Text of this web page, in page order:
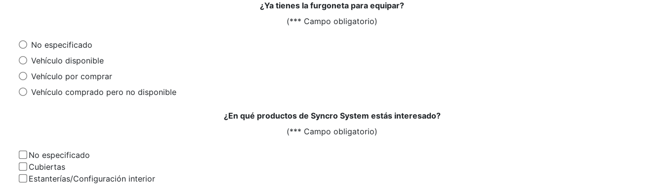
¿Ya tienes la furgoneta para equipar?
(*** Campo obligatorio)
No especificado
Vehículo disponible
Vehículo por comprar
Vehículo comprado pero no disponible
¿En qué productos de Syncro System estás interesado?
(*** Campo obligatorio)
No especificado
Cubiertas
Estanterías/Configuración interior